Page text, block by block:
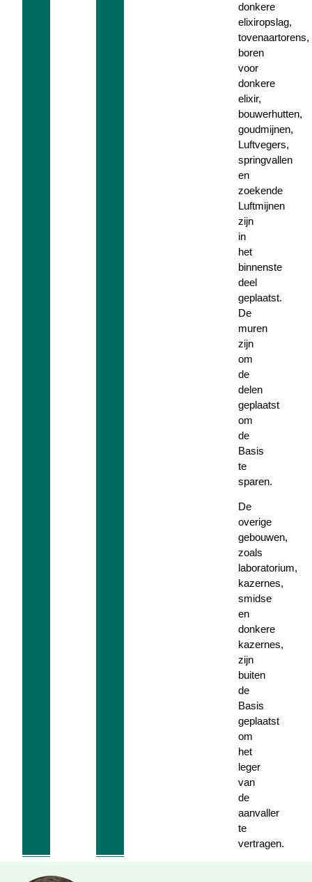
donkere
elixiropslag,
tovenaartorens,
boren
voor
donkere
elixir,
bouwerhutten,
goudmijnen,
Luftvegers,
springvallen
en
zoekende
Luftmijnen
zijn
in
het
binnenste
deel
geplaatst.
De
muren
zijn
om
de
delen
geplaatst
om
de
Basis
te
sparen.
De
overige
gebouwen,
zoals
laboratorium,
kazernes,
smidse
en
donkere
kazernes,
zijn
buiten
de
Basis
geplaatst
om
het
leger
van
de
aanvaller
te
vertragen.